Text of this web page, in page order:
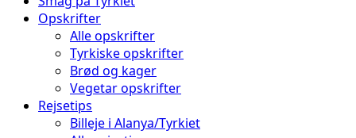
Opskrifter
Alle opskrifter
Tyrkiske opskrifter
Brød og kager
Vegetar opskrifter
Rejsetips
Billeje i Alanya/Tyrkiet